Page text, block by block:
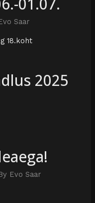
Saar
18.koht
2025
Evo Saar